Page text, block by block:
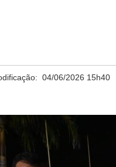
04/06/2026 15h40